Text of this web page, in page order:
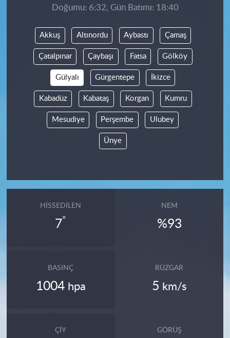
Doğumu: 6:32, Gün Batımı: 18:40
Akkuş Altınordu Aybastı Çamaş
Çatalpınar Çaybaşı Fatsa Gölköy
Gülyalı Gürgentepe İkizce
Kabadüz Kabataş Korgan Kumru
Mesudiye Perşembe Ulubey
Ünye
HISSEDILEN
7°
NEM
%93
BASINÇ
1004 hpa
RÜZGAR
5 km/s
ÇIY GÖRÜŞ